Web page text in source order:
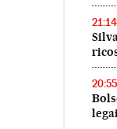
21:14
20:55